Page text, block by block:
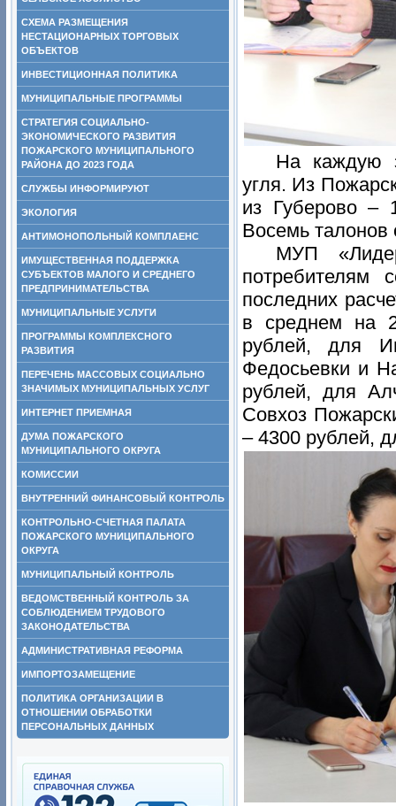
СХЕМА РАЗМЕЩЕНИЯ
НЕСТАЦИОНАРНЫХ ТОРГОВЫХ
ОБЪЕКТОВ
ИНВЕСТИЦИОННАЯ ПОЛИТИКА
МУНИЦИПАЛЬНЫЕ ПРОГРАММЫ
СТРАТЕГИЯ СОЦИАЛЬНО-
ЭКОНОМИЧЕСКОГО РАЗВИТИЯ
ПОЖАРСКОГО МУНИЦИПАЛЬНОГО
РАЙОНА ДО 2023 ГОДА
СЛУЖБЫ ИНФОРМИРУЮТ
ЭКОЛОГИЯ
АНТИМОНОПОЛЬНЫЙ КОМПЛАЕНС
ИМУЩЕСТВЕННАЯ ПОДДЕРЖКА
СУБЪЕКТОВ МАЛОГО И СРЕДНЕГО
ПРЕДПРИНИМАТЕЛЬСТВА
МУНИЦИПАЛЬНЫЕ УСЛУГИ
ПРОГРАММЫ КОМПЛЕКСНОГО
РАЗВИТИЯ
ПЕРЕЧЕНЬ МАССОВЫХ СОЦИАЛЬНО
ЗНАЧИМЫХ МУНИЦИПАЛЬНЫХ УСЛУГ
ИНТЕРНЕТ ПРИЕМНАЯ
ДУМА ПОЖАРСКОГО
МУНИЦИПАЛЬНОГО ОКРУГА
КОМИССИИ
ВНУТРЕННИЙ ФИНАНСОВЫЙ КОНТРОЛЬ
КОНТРОЛЬНО-СЧЕТНАЯ ПАЛАТА
ПОЖАРСКОГО МУНИЦИПАЛЬНОГО
ОКРУГА
МУНИЦИПАЛЬНЫЙ КОНТРОЛЬ
ВЕДОМСТВЕННЫЙ КОНТРОЛЬ ЗА
СОБЛЮДЕНИЕМ ТРУДОВОГО
ЗАКОНОДАТЕЛЬСТВА
АДМИНИСТРАТИВНАЯ РЕФОРМА
ИМПОРТОЗАМЕЩЕНИЕ
ПОЛИТИКА ОРГАНИЗАЦИИ В
ОТНОШЕНИИ ОБРАБОТКИ
ПЕРСОНАЛЬНЫХ ДАННЫХ
На каждую
угля. Из
из Губерово –
Восемь талонов
МУП
потребителям
последних
в среднем на
рублей, для
Федосьевки и
рублей, для
Совхоз
– 4300 рублей,